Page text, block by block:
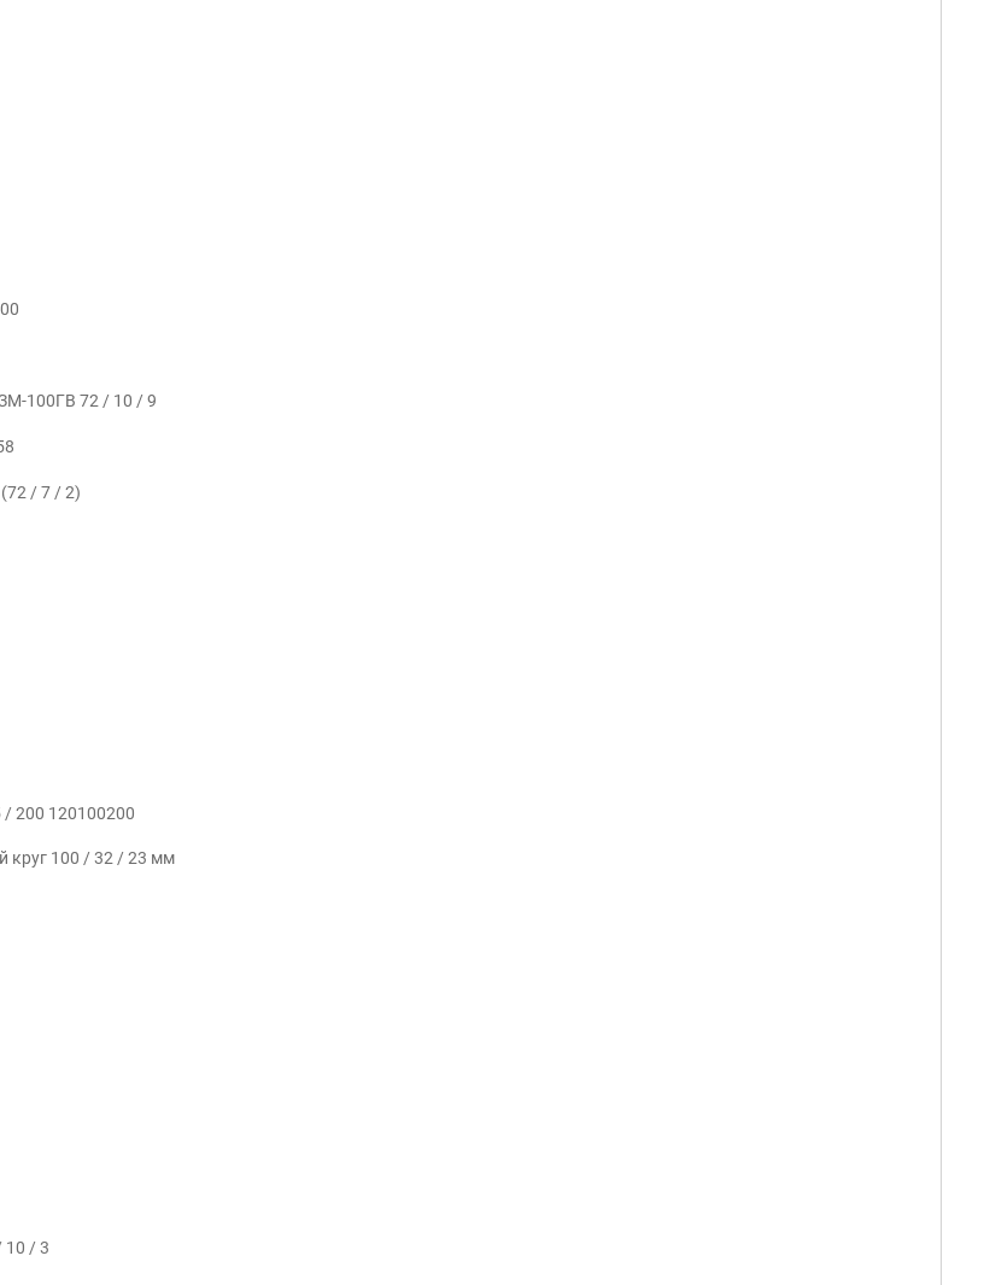
100ГВ 72 / 10 / 9
/ 7 / 2)
/ 200 120100200
круг 100 / 32 / 23 мм
10 / 3